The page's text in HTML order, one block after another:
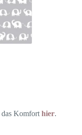
das Komfort hier.